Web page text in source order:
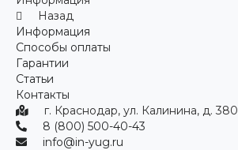
Назад
Информация
Способы оплаты
Гарантии
Статьи
Контакты
г. Краснодар, ул. Калинина, д. 380
8 (800) 500-40-43
info@in-yug.ru